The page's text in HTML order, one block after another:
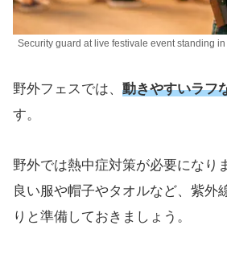
Security guard at live festivale event standing
野外フェスでは、 動きやすいラフ
す。
野外では熱中症対策が必要になり
良い服や帽子やタオルなど、紫外
りと準備しておきましょう。